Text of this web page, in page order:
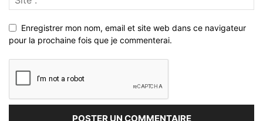
Enregistrer mon nom, email et site web dans ce navigateur
pour la prochaine fois que je commenterai.